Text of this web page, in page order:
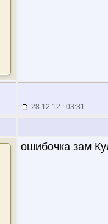
28.12.12 : 03:31
ошибочка зам